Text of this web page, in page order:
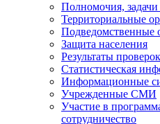
Полномочия,
Территориальные
Подведомственные
Защита населения
Результаты проверок
Статистическая
Информационные
Учрежденные СМИ
Участие в
сотрудничество